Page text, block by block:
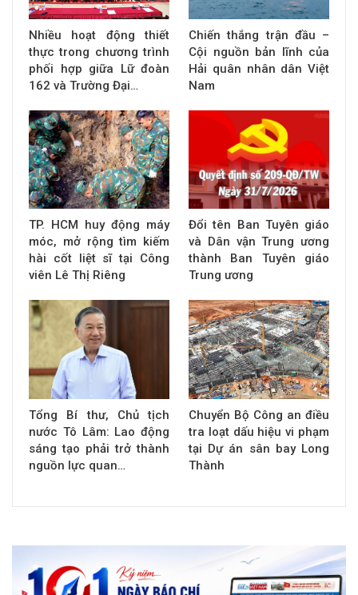
Nhiều hoạt động thiết
thực trong chương trình
phối hợp giữa Lữ đoàn
162 và Trường Đại…
Chiến thắng trận đầu –
Cội nguồn bản lĩnh của
Hải quân nhân dân Việt
Nam
TP. HCM huy động máy
móc, mở rộng tìm kiếm
hài cốt liệt sĩ tại Công
viên Lê Thị Riêng
Đổi tên Ban Tuyên giáo
và Dân vận Trung ương
thành Ban Tuyên giáo
Trung ương
Tổng Bí thư, Chủ tịch
nước Tô Lâm: Lao động
sáng tạo phải trở thành
nguồn lực quan…
Chuyển Bộ Công an điều
tra loạt dấu hiệu vi phạm
tại Dự án sân bay Long
Thành